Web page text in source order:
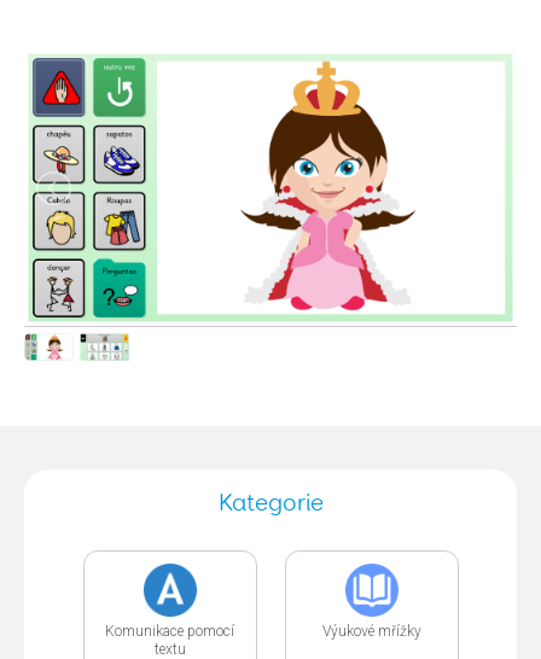
Kategorie
Komunikace pomocí
textu
Výukové mřížky